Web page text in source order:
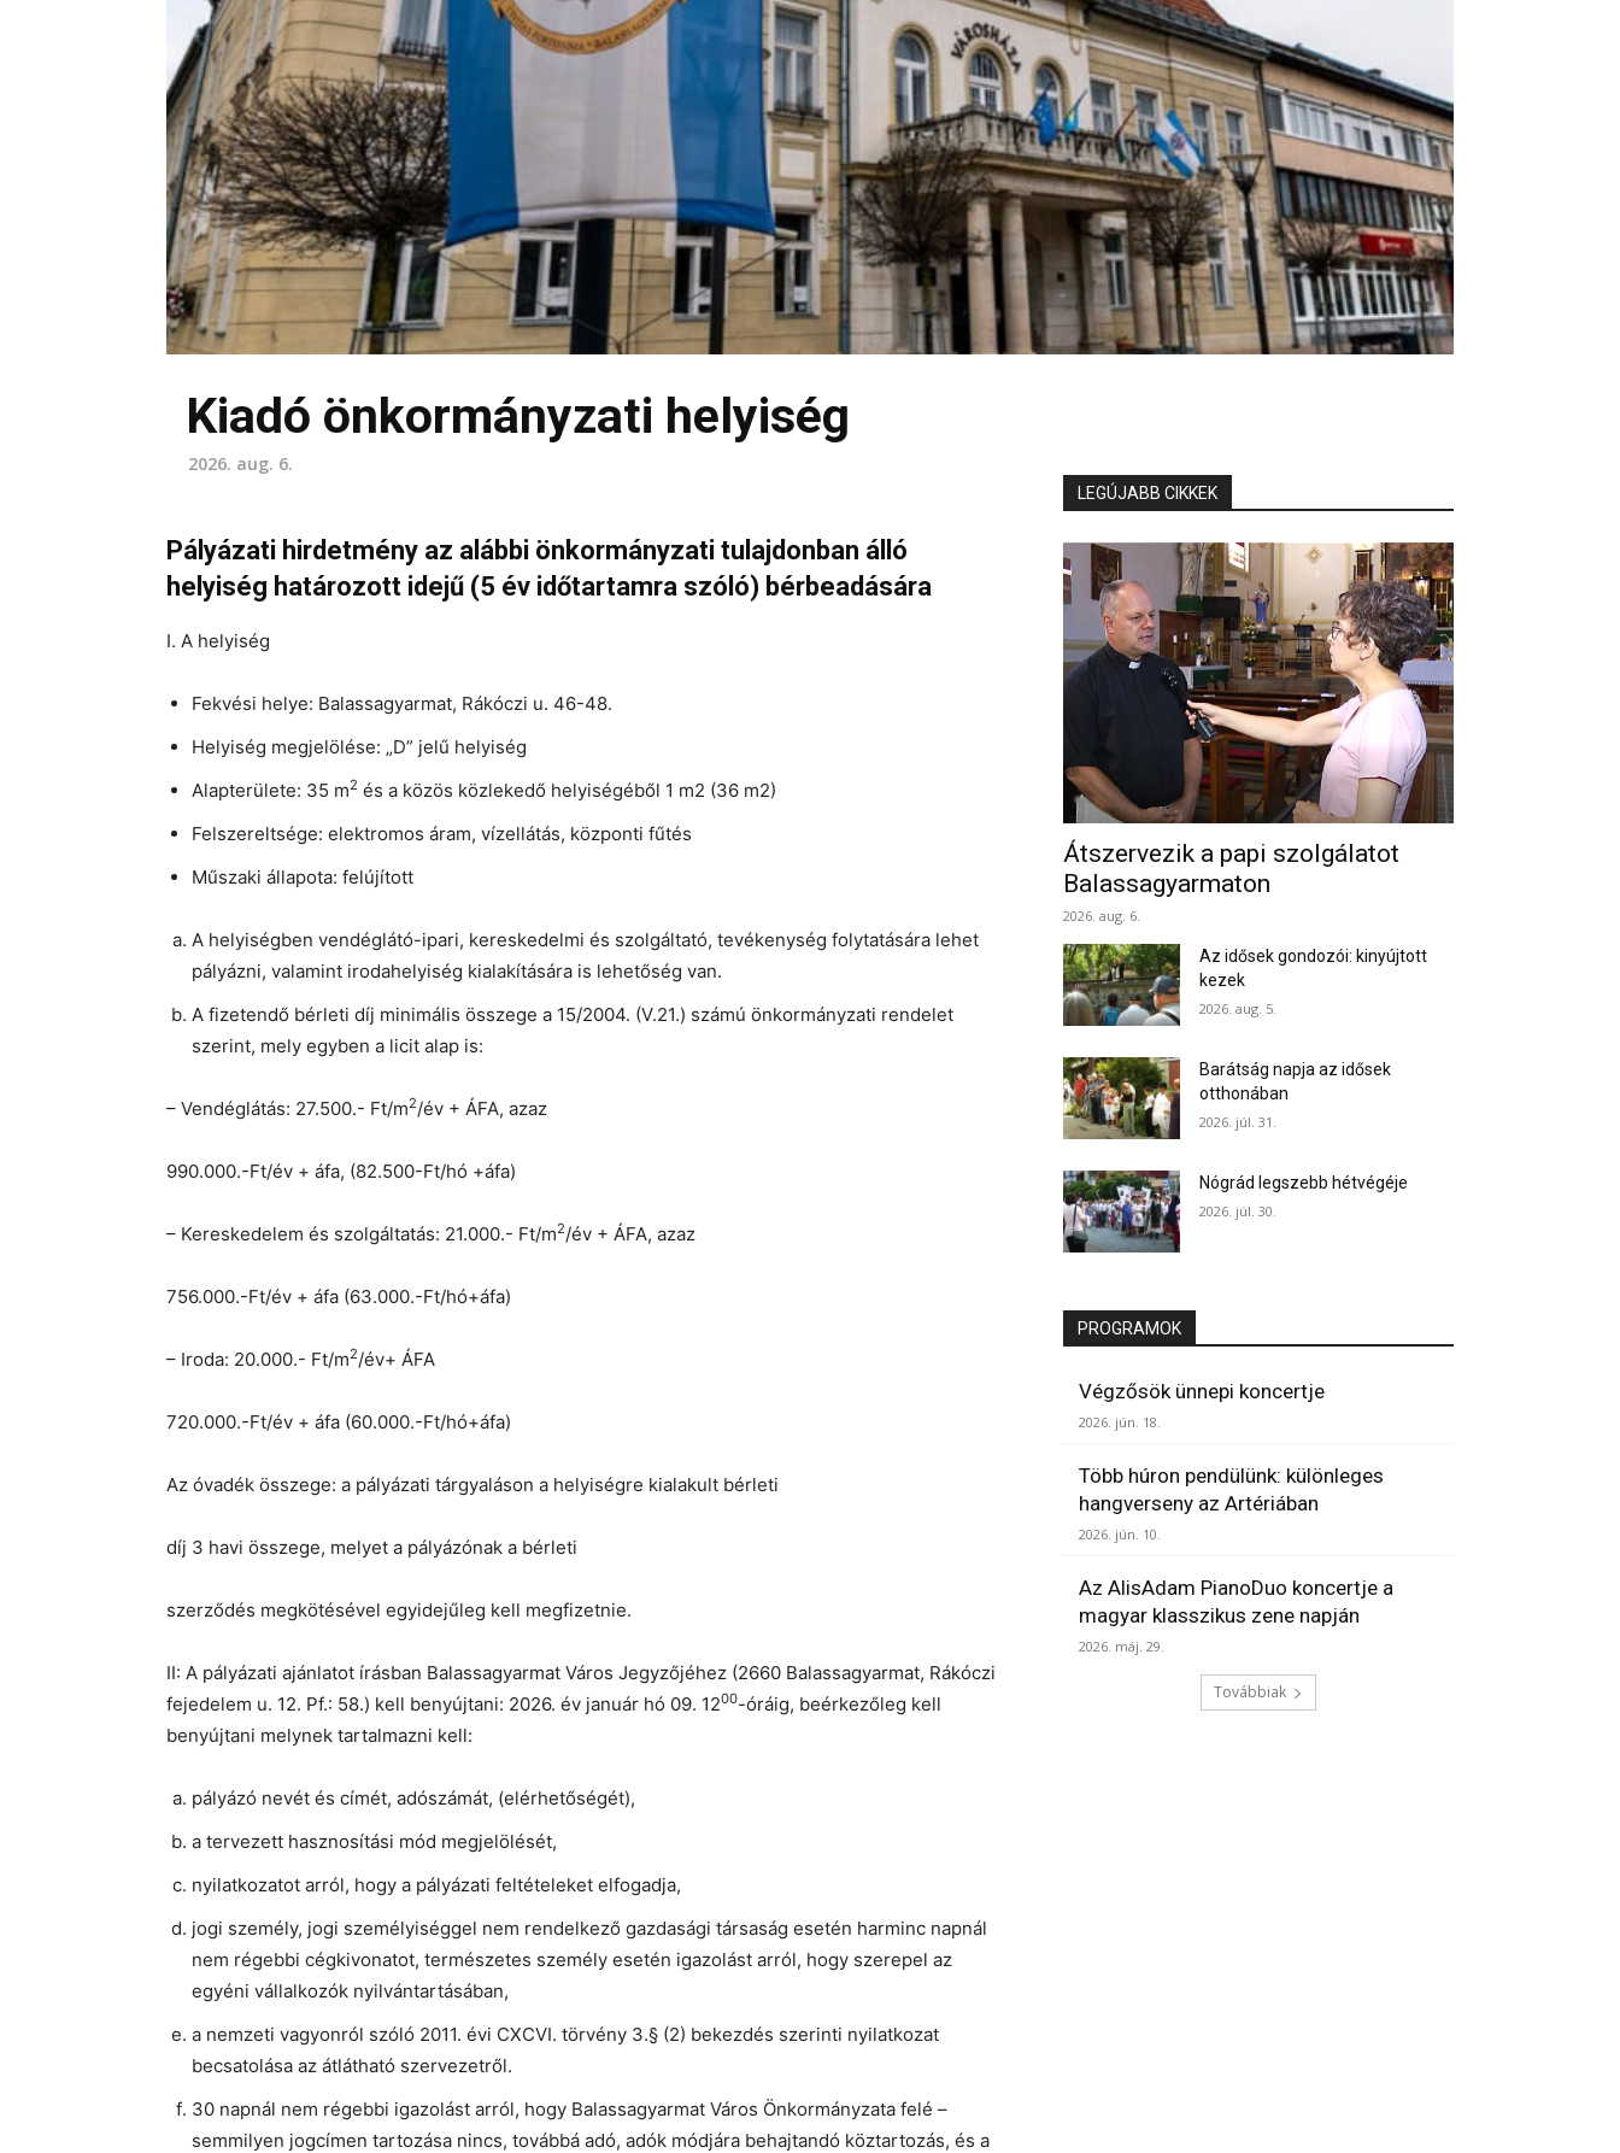
Kiadó önkormányzati helyiség
2026. aug. 6.
Pályázati hirdetmény az alábbi önkormányzati tulajdonban álló
helyiség határozott idejű (5 év időtartamra szóló) bérbeadására
I. A helyiség
Fekvési helye: Balassagyarmat, Rákóczi u. 46-48.
Helyiség megjelölése: „D” jelű helyiség
Alapterülete: 35 m2 és a közös közlekedő helyiségéből 1 m2 (36 m2)
Felszereltsége: elektromos áram, vízellátás, központi fűtés
Műszaki állapota: felújított
A helyiségben vendéglátó-ipari, kereskedelmi és szolgáltató, tevékenység folytatására lehet
pályázni, valamint irodahelyiség kialakítására is lehetőség van.
A fizetendő bérleti díj minimális összege a 15/2004. (V.21.) számú önkormányzati rendelet
szerint, mely egyben a licit alap is:
– Vendéglátás: 27.500.- Ft/m2/év + ÁFA, azaz
990.000.-Ft/év + áfa, (82.500-Ft/hó +áfa)
– Kereskedelem és szolgáltatás: 21.000.- Ft/m2/év + ÁFA, azaz
756.000.-Ft/év + áfa (63.000.-Ft/hó+áfa)
– Iroda: 20.000.- Ft/m2/év+ ÁFA
720.000.-Ft/év + áfa (60.000.-Ft/hó+áfa)
Az óvadék összege: a pályázati tárgyaláson a helyiségre kialakult bérleti
díj 3 havi összege, melyet a pályázónak a bérleti
szerződés megkötésével egyidejűleg kell megfizetnie.
II: A pályázati ajánlatot írásban Balassagyarmat Város Jegyzőjéhez (2660 Balassagyarmat, Rákóczi
fejedelem u. 12. Pf.: 58.) kell benyújtani: 2026. év január hó 09. 1200-óráig, beérkezőleg kell
benyújtani melynek tartalmazni kell:
pályázó nevét és címét, adószámát, (elérhetőségét),
a tervezett hasznosítási mód megjelölését,
nyilatkozatot arról, hogy a pályázati feltételeket elfogadja,
jogi személy, jogi személyiséggel nem rendelkező gazdasági társaság esetén harminc napnál
nem régebbi cégkivonatot, természetes személy esetén igazolást arról, hogy szerepel az
egyéni vállalkozók nyilvántartásában,
a nemzeti vagyonról szóló 2011. évi CXCVI. törvény 3.§ (2) bekezdés szerinti nyilatkozat
becsatolása az átlátható szervezetről.
30 napnál nem régebbi igazolást arról, hogy Balassagyarmat Város Önkormányzata felé –
semmilyen jogcímen tartozása nincs, továbbá adó, adók módjára behajtandó köztartozás, és a
LEGÚJABB CIKKEK
Átszervezik a papi szolgálatot
Balassagyarmaton
2026. aug. 6.
Az idősek gondozói: kinyújtott
kezek
2026. aug. 5.
Barátság napja az idősek
otthonában
2026. júl. 31.
Nógrád legszebb hétvégéje
2026. júl. 30.
PROGRAMOK
Végzősök ünnepi koncertje
2026. jún. 18.
Több húron pendülünk: különleges
hangverseny az Artériában
2026. jún. 10.
Az AlisAdam PianoDuo koncertje a
magyar klasszikus zene napján
2026. máj. 29.
Továbbiak